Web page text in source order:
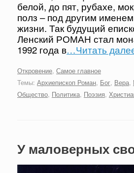
белой, до пят, рубахе,
полз – под другим
жизни. Так будущий
Ленский РОМАН стал
1992 года в…Читать
Откровение, Самое главное
Темы: Архиепископ Роман, Бог, Вера,
Общество, Политика, Поэзия,
У маловерных